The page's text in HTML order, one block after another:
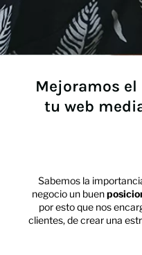
Mejoramos
tu web
Sabemos la
negocio un buen
por esto que nos
clientes, de crear una